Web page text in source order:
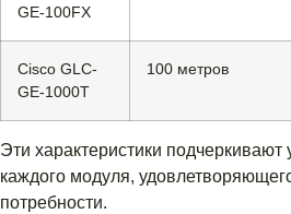
GE-100FX
Cisco GLC-
GE-1000T
100 метров
Эти характеристики подчеркивают
каждого модуля,
потребности.